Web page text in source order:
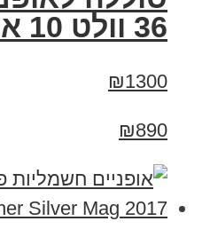
36 וולט 10 אמפר
₪1300
₪890